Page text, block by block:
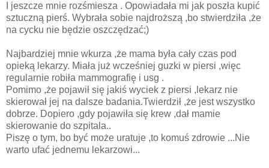
I jeszcze mnie rozśmiesza . Opowiadała mi jak poszła kupić
sztuczną pierś. Wybrała sobie najdroższą ,bo stwierdziła ,że
na cycku nie będzie oszczędzać;)
Najbardziej mnie wkurza ,że mama była cały czas pod
opieką lekarzy. Miała już wcześniej guzki w piersi ,więc
regularnie robiła mammografię i usg .
Pomimo ,że pojawił się jakiś wyciek z piersi ,lekarz nie
skierował jej na dalsze badania.Twierdził ,że jest wszystko
dobrze. Dopiero ,gdy pojawiła się krew ,dał mamie
skierowanie do szpitala..
Piszę o tym, bo być może uratuje ,to komuś zdrowie ...Nie
warto ufać jednemu lekarzowi...